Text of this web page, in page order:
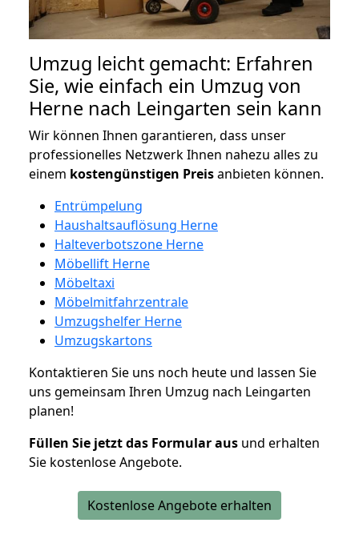
Umzug leicht gemacht: Erfahren
Sie, wie einfach ein Umzug von
Herne nach Leingarten sein kann
Wir können Ihnen garantieren, dass unser
professionelles Netzwerk Ihnen nahezu alles zu
einem kostengünstigen Preisanbieten können.
Entrümpelung
Haushaltsauflösung Herne
Halteverbotszone Herne
Möbellift Herne
Möbeltaxi
Möbelmitfahrzentrale
Umzugshelfer Herne
Umzugskartons
Kontaktieren Sie uns noch heute und lassen Sie
uns gemeinsam Ihren Umzug nach Leingarten
planen!
Füllen Sie jetzt das Formular aus und erhalten
Sie kostenlose Angebote.
Kostenlose Angebote erhalten